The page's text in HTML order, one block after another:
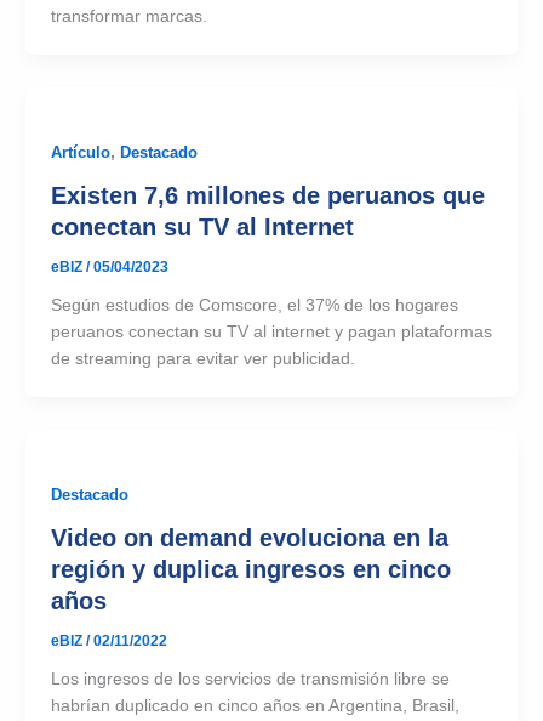
transformar marcas.
Artículo, Destacado
Existen 7,6 millones de peruanos que
conectan su TV al Internet
eBIZ /05/04/2023
Según estudios de Comscore, el 37% de los hogares
peruanos conectan su TV al internet y pagan plataformas
de streaming para evitar ver publicidad.
Destacado
Video on demand evoluciona en la
región y duplica ingresos en cinco
años
eBIZ /02/11/2022
Los ingresos de los servicios de transmisión libre se
habrían duplicado en cinco años en Argentina, Brasil,